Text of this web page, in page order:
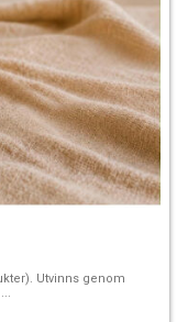
Utvinns genom